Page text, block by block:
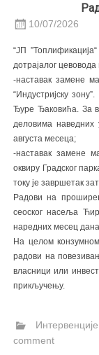
10/07/2026
“ЈП
дотрајалог
-наставак замене
“Индустријску
Ђуре Ђаковића. За
деловима наведних
августа месеца;
-наставак замене
оквиру Градског
току је завршетак
Радови на
сеоског насеља
наредних месец
На целом
радови на
власници или
прикључењу.
Интервенције
comment